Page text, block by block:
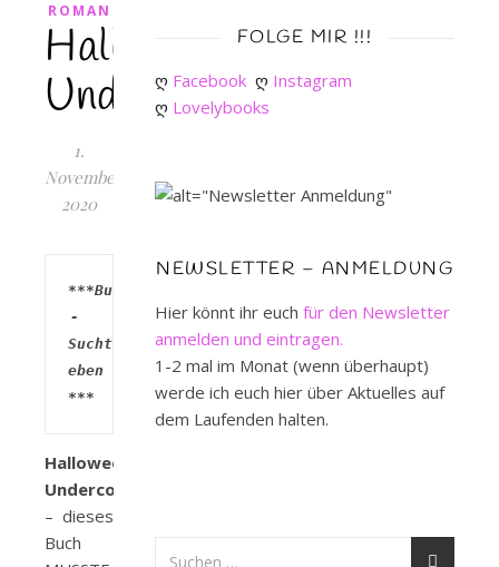
ROMAN
Halloweenlove
Undercover
1.
November
2020
***Buchkauf
-
Suchti
eben
***
Halloweenlove
Undercover
– dieses
Buch
FOLGE MIR !!!
ღ Facebook ღ Instagram
ღ Lovelybooks
NEWSLETTER – ANMELDUNG
Hier könnt ihr euch für den Newsletter
anmelden und eintragen.
1-2 mal im Monat (wenn überhaupt)
werde ich euch hier über Aktuelles auf
dem Laufenden halten.